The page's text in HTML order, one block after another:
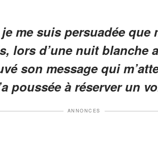
me suis persuadée que
lors d’une nuit blanche
son message qui
poussée à réserver un
ANNONCES